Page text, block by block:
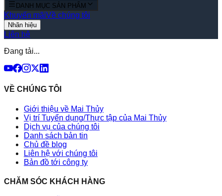
DANH MỤC SẢN PHẨM
Khuyến mãiVề chúng tôi
Nhãn hiệu
Liên hệ
Đang tải...
VỀ CHÚNG TÔI
Giới thiệu về Mai Thủy
Vị trí Tuyển dụng/Thực tập của Mai Thủy
Dịch vụ của chúng tôi
Danh sách bản tin
Chủ đề blog
Liên hệ với chúng tôi
Bản đồ tới công ty
CHĂM SÓC KHÁCH HÀNG